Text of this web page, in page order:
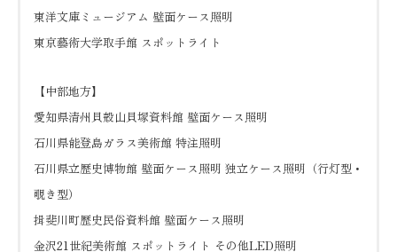
東洋文庫ミュージアム 壁面ケース照明
東京藝術大学取手館 スポットライト
【中部地方】
愛知県清州貝殻山貝塚資料館 壁面ケース照明
石川県能登島ガラス美術館 特注照明
石川県立歴史博物館 壁面ケース照明 独立ケース照明（行灯型・
覗き型）
揖斐川町歴史民俗資料館 壁面ケース照明
金沢21世紀美術館 スポットライト その他LED照明